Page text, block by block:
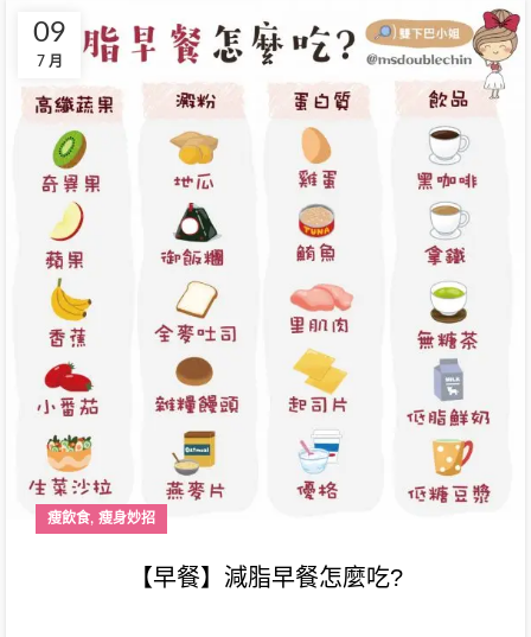
09
7 月
瘦飲食, 瘦身妙招
【早餐】減脂早餐怎麼吃?